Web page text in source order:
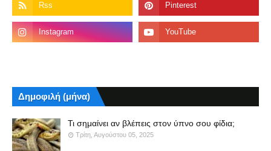
Δημοφιλή (μήνα)
Τι σημαίνει αν βλέπεις στον ύπνο σου φίδια;
Τρίτη, Αυγούστου 05, 2025